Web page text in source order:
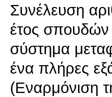
Συνέλευση
έτος
σύστημα
ένα πλήρες
(Εναρμόνιση